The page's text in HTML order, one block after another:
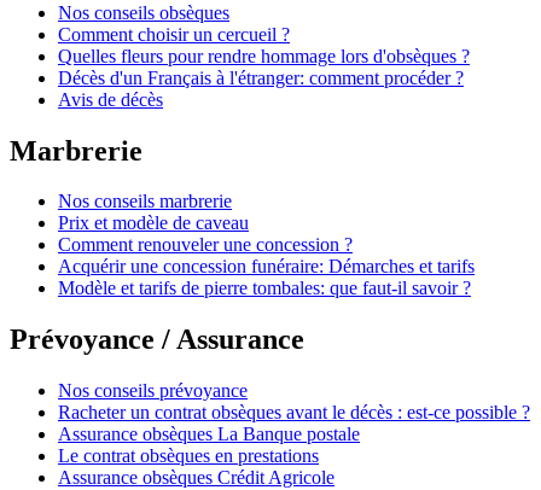
Nos conseils obsèques
Comment choisir un cercueil ?
Quelles fleurs pour rendre hommage lors d'obsèques ?
Décès d'un Français à l'étranger: comment procéder ?
Avis de décès
Marbrerie
Nos conseils marbrerie
Prix et modèle de caveau
Comment renouveler une concession ?
Acquérir une concession funéraire: Démarches et tarifs
Modèle et tarifs de pierre tombales: que faut-il savoir ?
Prévoyance / Assurance
Nos conseils prévoyance
Racheter un contrat obsèques avant le décès : est-ce possible ?
Assurance obsèques La Banque postale
Le contrat obsèques en prestations
Assurance obsèques Crédit Agricole